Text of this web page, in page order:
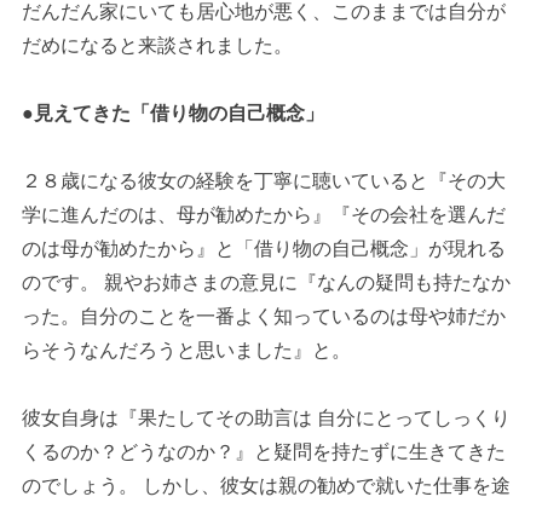
だんだん家にいても居心地が悪く、このままでは自分が
だめになると来談されました。
●見えてきた「借り物の自己概念」
２８歳になる彼女の経験を丁寧に聴いていると『その大
学に進んだのは、母が勧めたから』『その会社を選んだ
のは母が勧めたから』と「借り物の自己概念」が現れる
のです。 親やお姉さまの意見に『なんの疑問も持たなか
った。自分のことを一番よく知っているのは母や姉だか
らそうなんだろうと思いました』と。
彼女自身は『果たしてその助言は 自分にとってしっくり
くるのか？どうなのか？』と疑問を持たずに生きてきた
のでしょう。 しかし、彼女は親の勧めで就いた仕事を途